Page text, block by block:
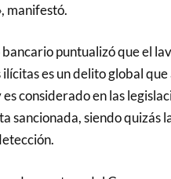
manifestó.
puntualizó que el
es un delito global
considerado en las
sancionada, siendo quizás